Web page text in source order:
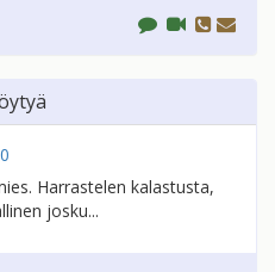
Harrastelen kalastusta,
josku...